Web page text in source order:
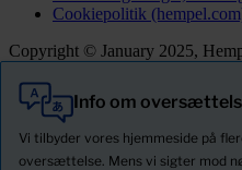
Cookiepolitik
Copyright © January 2025,
Info om
Vi tilbyder vores hjemmeside på
oversættelse. Mens vi sigter mod
Alle
Produkter
Nyheder